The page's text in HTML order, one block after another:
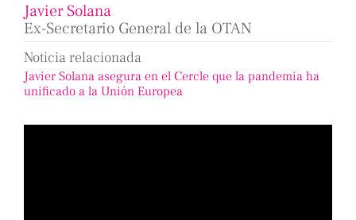
Javier Solana
Ex-Secretario General de la OTAN
Noticia relacionada
Javier Solana asegura en el Cercle que la pandemia ha
unificado a la Unión Europea